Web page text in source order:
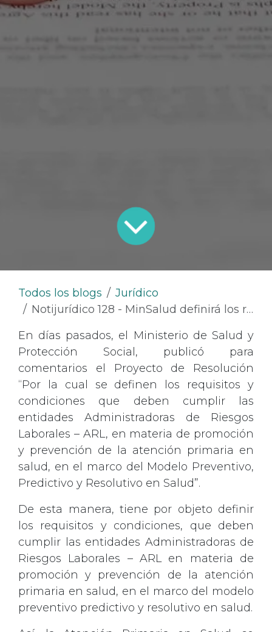
Todos los blogs
Jurídico
Notijurídico 128 - MinSalud definirá los requisitos y condiciones que deben cumplir las ARL, en materia de promoción y prevención de la atención primaria en salud
En días pasados, el Ministerio de Salud y
Protección Social, publicó para
comentarios el Proyecto de Resolución
“Por la cual se definen los requisitos y
condiciones que deben cumplir las
entidades Administradoras de Riesgos
Laborales – ARL, en materia de promoción
y prevención de la atención primaria en
salud, en el marco del Modelo Preventivo,
Predictivo y Resolutivo en Salud”.
De esta manera, tiene por objeto definir
los requisitos y condiciones, que deben
cumplir las entidades Administradoras de
Riesgos Laborales – ARL en materia de
promoción y prevención de la atención
primaria en salud, en el marco del modelo
preventivo predictivo y resolutivo en salud.